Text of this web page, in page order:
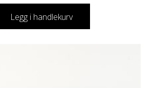
Legg i handlekurv